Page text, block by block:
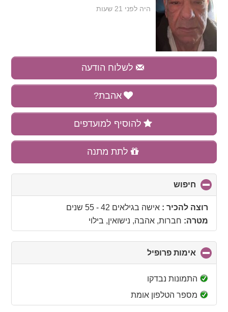
היה לפני 21 שעות
לשלוח הודעה
אהבת?
להוסיף למועדפים
לתת מתנה
חיפוש
to
collapseרוצה להכיר :אישה בגילאים 42 - 55 שנים
מטרה: חברות, אהבה, נישואין, בילוי
אימות פרופיל
to
התמונות נבדקו
מספר הטלפון אומת